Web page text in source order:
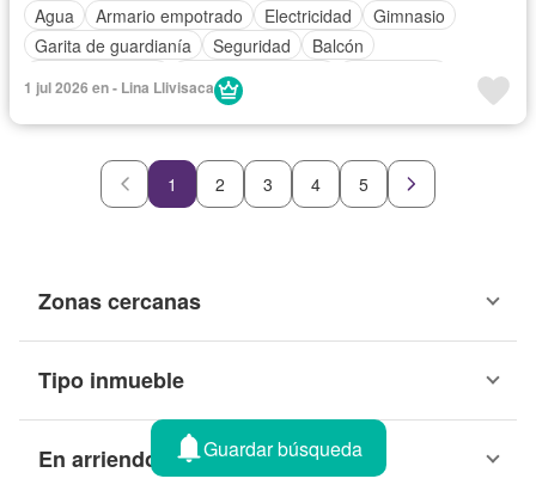
Agua
Armario empotrado Electricidad
Gimnasio
Garita de guardianía
Seguridad
Balcón
Aire acondicionado
1 jul 2026 en - Lina Llivisaca
1 2 3 4 5
Zonas cercanas
Tipo inmueble
En arriendo Guardar búsqueda